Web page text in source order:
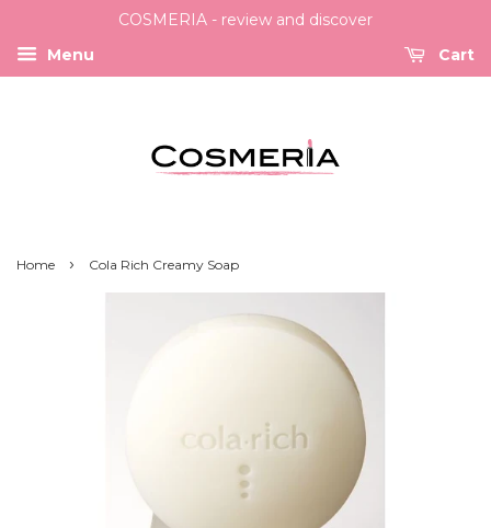
COSMERIA - review and discover
Menu
Cart
Home › Cola Rich Creamy Soap